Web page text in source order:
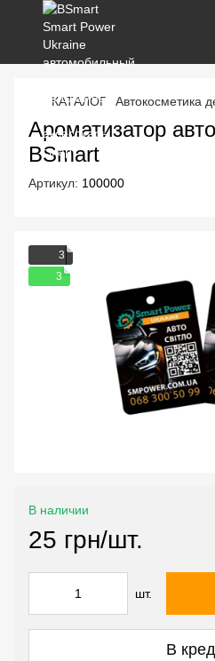
КАТАЛОГ Автокосметика
Ароматизатор
BSmart
Артикул: 100000
3
3
В наличии
25 грн/шт.
шт.
В